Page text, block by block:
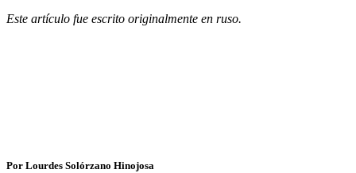
Este artículo fue escrito originalmente en ruso.
Por Lourdes Solórzano Hinojosa